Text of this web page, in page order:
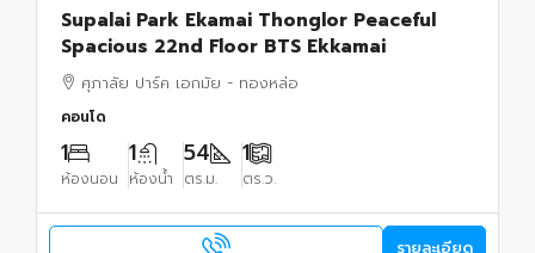
Supalai Park Ekamai Thonglor Peaceful
Spacious 22nd Floor BTS Ekkamai
ศุภาลัย ปาร์ค เอกมัย - ทองหล่อ
คอนโด
1
ห้องนอน
1
ห้องน้ำ
54
ตร.ม.
1
ตร.ว.
รายละเอียด